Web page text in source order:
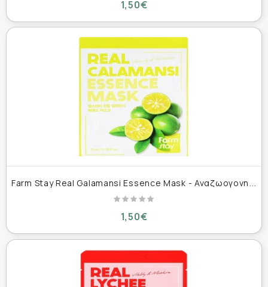
1,50€
F
arm Stay Real Galamansi Essence Mask - Αναζωογονητική Μάσκα Ομορφιάς 23ml
1,50€